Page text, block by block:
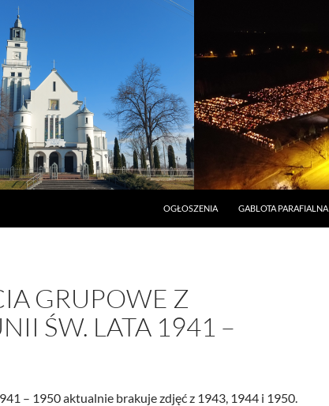
OGŁOSZENIA
GABLOTA PARAFIALNA
GRUPOWE Z
ŚW. LATA 1941 –
– 1950 aktualnie brakuje zdjęć z 1943, 1944 i 1950.